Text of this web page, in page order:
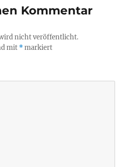
Kommentar
nicht veröffentlicht.
mit *markiert